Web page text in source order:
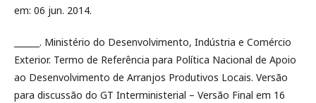
em: 06 jun. 2014.
______. Ministério do Desenvolvimento, Indústria e Comércio
Exterior. Termo de Referência para Política Nacional de Apoio
ao Desenvolvimento de Arranjos Produtivos Locais. Versão
para discussão do GT Interministerial – Versão Final em 16